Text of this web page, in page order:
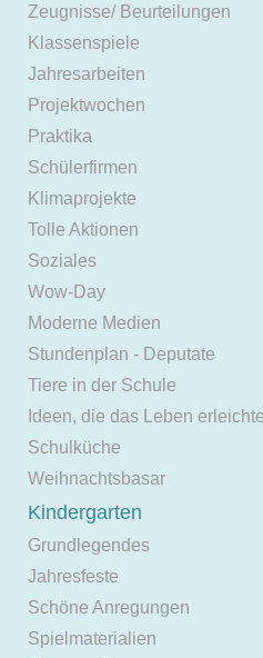
Zeugnisse/ Beurteilungen
Klassenspiele
Jahresarbeiten
Projektwochen
Praktika
Schülerfirmen
Klimaprojekte
Tolle Aktionen
Soziales
Wow-Day
Moderne Medien
Stundenplan - Deputate
Tiere in der Schule
Ideen, die das Leben
Schulküche
Weihnachtsbasar
Kindergarten
Grundlegendes
Jahresfeste
Schöne Anregungen
Spielmaterialien